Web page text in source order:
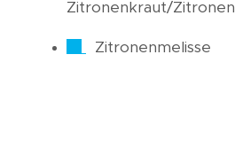
Zitronenkraut/
Zitronenmelisse